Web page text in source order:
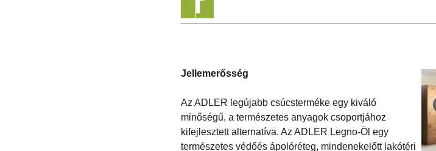
Jellemerősség
Az ADLER legújabb csúcsterméke egy kiváló
minőségű, a természetes anyagok csoportjához
kifejlesztett alternatíva. Az ADLER Legno-Öl egy
természetes védőés ápolóréteg, mindenekelőtt lakótéri